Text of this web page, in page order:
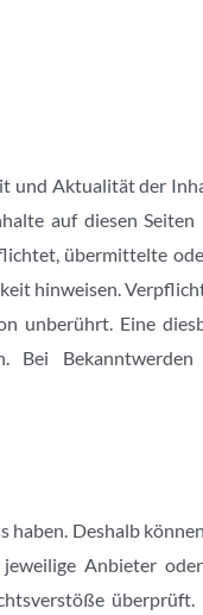
und Aktualität der
auf diesen Seiten
übermittelte
hinweisen.
unberührt. Eine
Bekanntwerden
Deshalb
Anbieter
überprüft.